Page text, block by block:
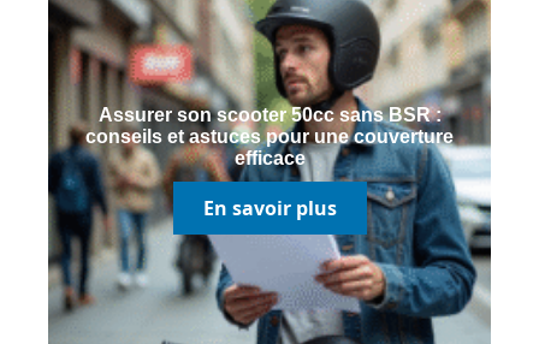
Assurer son scooter 50cc sans BSR :
conseils et astuces pour une couverture
efficace
En savoir plus